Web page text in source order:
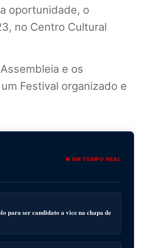
oportunidade, o
no Centro Cultural
e os
Festival organizado e
● EM TEMPO REAL
para ser candidato a vice na chapa de